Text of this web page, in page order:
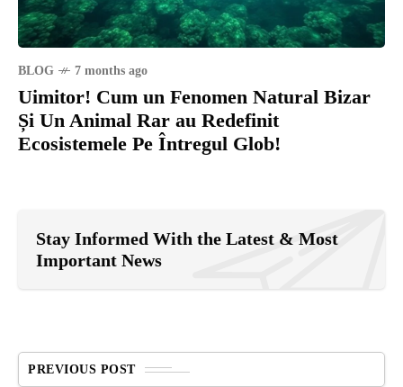
BLOG 7 months ago
Uimitor! Cum un Fenomen Natural Bizar
Și Un Animal Rar au Redefinit
Ecosistemele Pe Întregul Glob!
Stay Informed With the Latest & Most
Important News
PREVIOUS POST